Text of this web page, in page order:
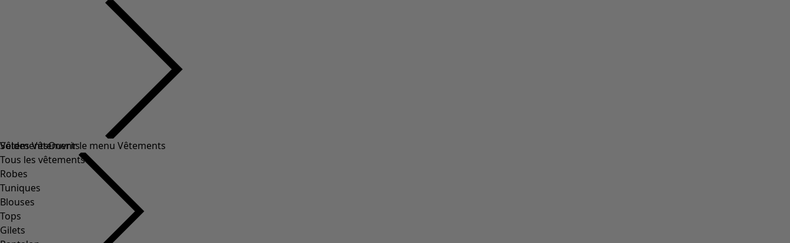
Soldes Vêtements
Tous les vêtements
Robes
Tuniques
Blouses
Tops
Gilets
VêtementsOuvrir le menu Vêtements